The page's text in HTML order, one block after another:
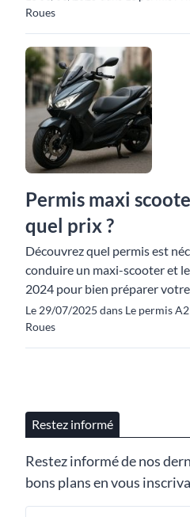
Roues
Permis maxi
quel prix ?
Découvrez quel permis est
conduire un maxi-scooter et
2024 pour bien préparer
Le 29/07/2025 dans Le permis
Roues
Restez informé
Restez informé de nos
bons plans en vous